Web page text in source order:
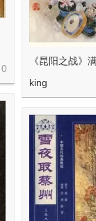
0
《昆阳之战》
king